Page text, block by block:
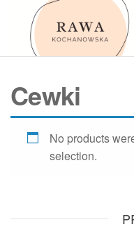
Przejdź
Cewki
No products
selection.